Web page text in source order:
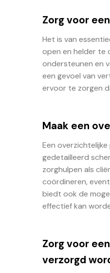
Zorg voor
Het is van
open en helder te
ondersteunen en
een gevoel van
ervoor te zorgen
Maak een
Een
gedetailleerd
zorghulpen als
coördineren,
biedt ook de
effectief kan
Zorg voor
verzorgd